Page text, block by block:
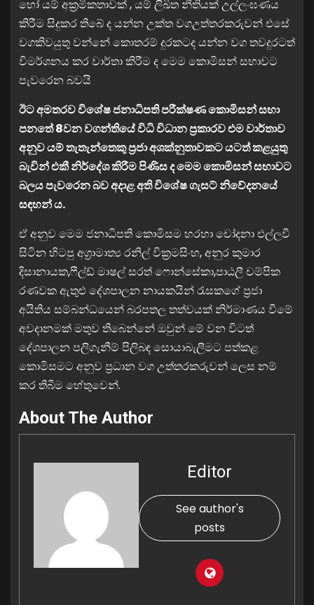
හෝ යම් අක්‍රමිකතාවක් , යම් ලිඛිත නීතියක් උල්ලංඝණය
කිරීම සිදුකර තිබේ ද යන්න උක්ත වගඋත්තරකරුවන් එසේ
වගකිවයුතු වන්නේ කොතරම් දුරකටද යන්න වග තවදුරටත්
විමර්ශනය කර වාර්තා කිරීම ද මෙම කොමිසන් සභාවට
පැවරෙන බවයි
ඊට අමතරව විශේෂ ජනාධිපති පරීක්ෂණ කොමිසන් සභා
පනතේ 8වන වගන්තියේ විධි විධාන ප්‍රකාරව එම වාර්තාව
අනුව යම් තැතැන්තෙකු ප්‍රජා අශක්නුතාවකට යටත් කළයුතු
බැවින් එකී නිර්දේශ කිරීම පිණිස ද මෙම කොමිසන් සභාවට
බලය පැවරෙන බව අදාළ අති විශේෂ ගැසට් නිවේදනයේ
සඳහන් ය.
ඒ අනුව මෙම ජනාධිපති කොමිසම හරහා චෝදනා එල්ලවී
සිටින හිටපු අග්‍රාමාත්‍ය රනිල් වික්‍රමසිංහ, අනුර කුමාර
දිසානායක,ෆීල්ඩ් මාෂල් සරත් ෆොන්සේකා,පාඨලී චම්පික
රණවක ඇතුළු දේශපාලන නායකයින් රැසකගේ ප්‍රජා
අයිතිය සම්බන්ධයෙන් බරපතල තත්වයක් නිර්මාණය වීමේ
අවදානමක් මතුව තිබෙන්නේ ඔවුන් මේ වන විටත්
දේශපාලන පලිගැනීම් පිලිබඳ සොයාබැලීමට පත්කළ
කොමිසමට අනුව ප්‍රධාන වග උත්තරකරුවන් ලෙස නම්
කර තිබීම හේතුවෙන්.
About The Author
Editor
See author's
posts